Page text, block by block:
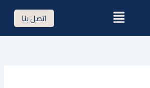
القائمة اتصل بنا